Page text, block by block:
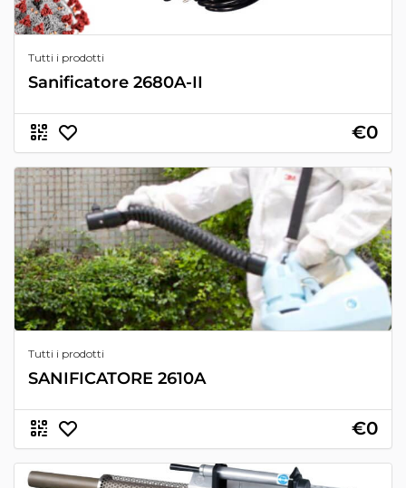
Tutti i prodotti
Sanificatore 2680A-II
€0
Tutti i prodotti
SANIFICATORE 2610A
€0